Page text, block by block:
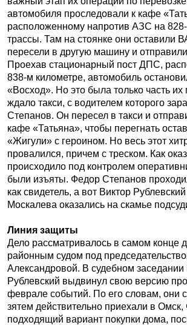
автомобиля проследовали к кафе
расположенному напротив АЗС на
трассы. Там на стоянке они оставили
пересели в другую машину и
Проехав стационарный пост ДПС,
838-м километре, автомобиль
«Восход». Но это была только часть
ждало такси, с водителем которого
Степанов. Он пересел в такси и
кафе «Татьяна», чтобы перегнать
«Жигули» с героином. Но весь этот
провалился, причем с треском. Как
происходило под контролем
были изъяты. Федор Степанов
как свидетель, а вот Виктор
Москалева оказались на скамье
Линия защиты
Дело рассматривалось в самом конце
районным судом под
Александровой. В судебном заседании
Рублевский выдвинул свою версию
феврале событий. По его словам, они с
зятем действительно приехали в
подходящий вариант покупки дома,